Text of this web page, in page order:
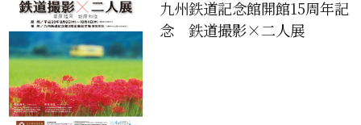
九州鉄道記念館開館15周年記
念 鉄道撮影×二人展